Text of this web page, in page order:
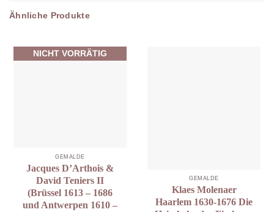
Ähnliche Produkte
NICHT VORRÄTIG
GEMÄLDE
Jacques D’Arthois &
David Teniers II
(Brüssel 1613 – 1686
und Antwerpen 1610 –
GEMÄLDE
Klaes Molenaer
Haarlem 1630-1676 Die